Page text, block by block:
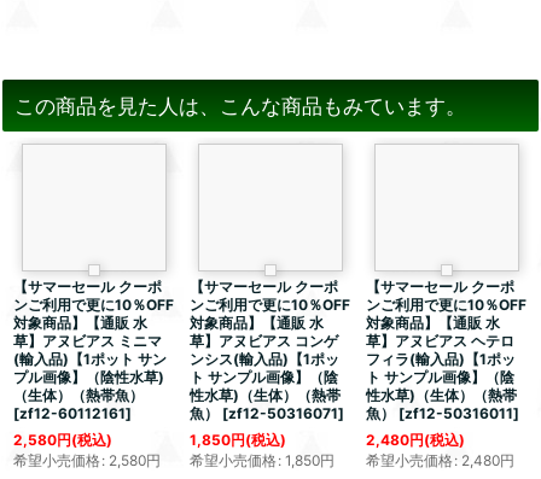
この商品を見た人は、こんな商品もみています。
【サマーセール クーポ
ンご利用で更に10％OFF
対象商品】【通販 水
草】アヌビアス ミニマ
(輸入品)【1ポット サン
プル画像】（陰性水草)
（生体）（熱帯魚）
[zf12-60112161]
2,580円(税込)
希望小売価格: 2,580円
【サマーセール クーポ
ンご利用で更に10％OFF
対象商品】【通販 水
草】アヌビアス コンゲ
ンシス(輸入品)【1ポッ
ト サンプル画像】（陰
性水草)（生体）（熱帯
魚）
[zf12-50316071]
1,850円(税込)
希望小売価格: 1,850円
【サマーセール クーポ
ンご利用で更に10％OFF
対象商品】【通販 水
草】アヌビアス ヘテロ
フィラ(輸入品)【1ポッ
ト サンプル画像】（陰
性水草)（生体）（熱帯
魚）
[zf12-50316011]
2,480円(税込)
希望小売価格: 2,480円